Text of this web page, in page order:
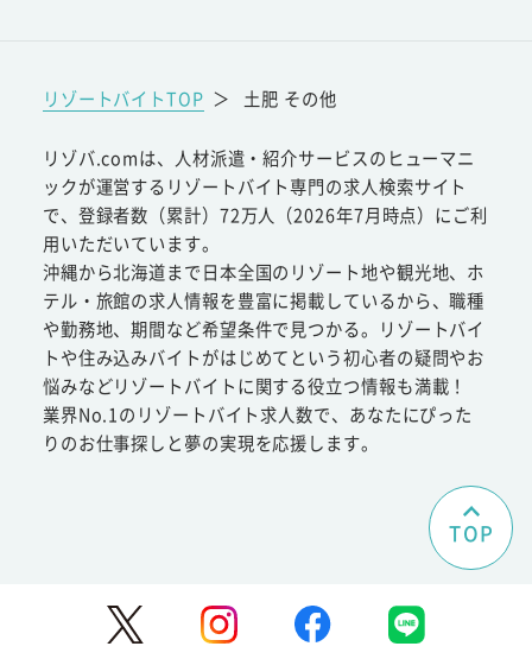
リゾートバイトTOP ＞ 土肥 その他
リゾバ.comは、人材派遣・紹介サービスのヒューマニ
ックが運営するリゾートバイト専門の求人検索サイト
で、登録者数（累計）72万人（2026年7月時点）にご利
用いただいています。
沖縄から北海道まで日本全国のリゾート地や観光地、ホ
テル・旅館の求人情報を豊富に掲載しているから、職種
や勤務地、期間など希望条件で見つかる。リゾートバイ
トや住み込みバイトがはじめてという初心者の疑問やお
悩みなどリゾートバイトに関する役立つ情報も満載！
業界No.1のリゾートバイト求人数で、あなたにぴった
りのお仕事探しと夢の実現を応援します。
TOP